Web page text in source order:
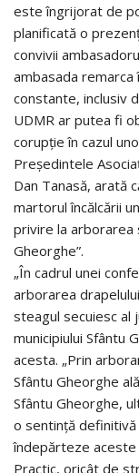
este îngrijorat de
planificată o
convivii
ambasada
constante, inclusiv
UDMR ar putea fi
corupţie în cazul
Preşedintele
Dan Tanasă, arată
martorul încălcării
privire la arborarea
Gheorghe”.
„În cadrul unei
arborarea
steagul secuiesc al
municipiului Sfântu
acesta. „Prin
Sfântu Gheorghe
Sfântu Gheorghe,
o sentinţă
îndepărteze aceste
Practic, oricât de